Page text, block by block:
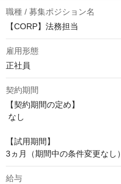
職種 / 募集ポジション名
【CORP】法務担当
雇用形態
正社員
契約期間
【契約期間の定め】
【試用期間】
3ヵ月（期間中の条件変更なし）
給与